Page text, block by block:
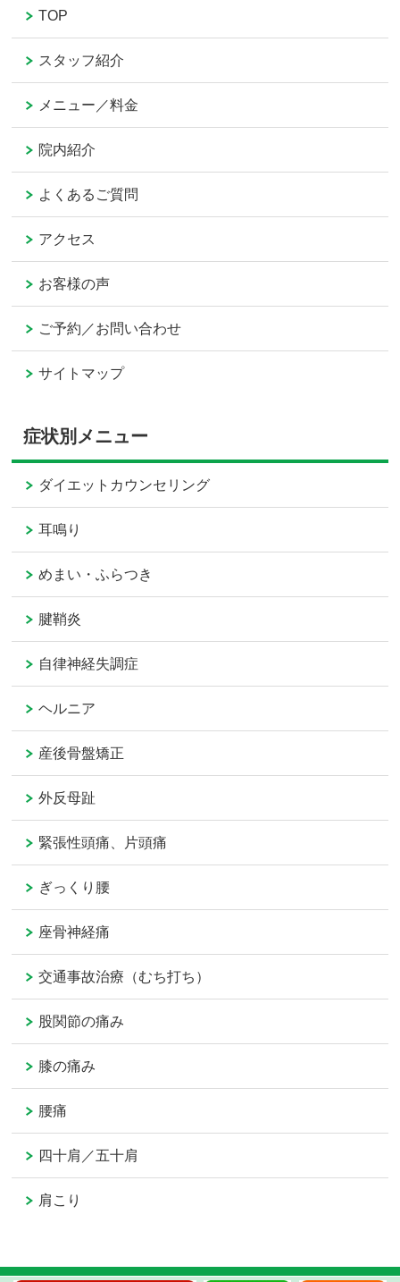
TOP
スタッフ紹介
メニュー／料金
院内紹介
よくあるご質問
アクセス
お客様の声
ご予約／お問い合わせ
サイトマップ
症状別メニュー
ダイエットカウンセリング
耳鳴り
めまい・ふらつき
腱鞘炎
自律神経失調症
ヘルニア
産後骨盤矯正
外反母趾
緊張性頭痛、片頭痛
ぎっくり腰
座骨神経痛
交通事故治療（むち打ち）
股関節の痛み
膝の痛み
腰痛
四十肩／五十肩
肩こり